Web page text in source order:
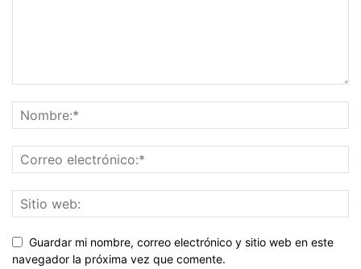
Guardar mi nombre, correo electrónico y sitio web en este
navegador la próxima vez que comente.